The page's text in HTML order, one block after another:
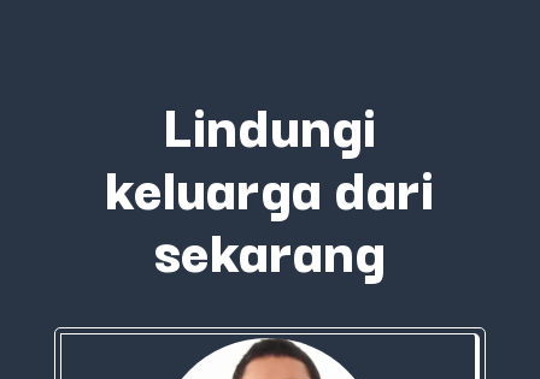
Lindungi
keluarga dari
sekarang